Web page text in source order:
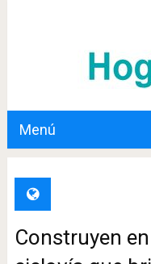
Menú
Construyen